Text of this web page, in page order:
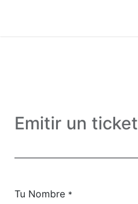
Emitir un ticket
Tu Nombre *